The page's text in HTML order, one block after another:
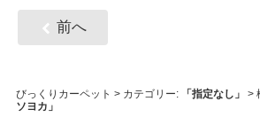
前へ
びっくりカーペット > カテゴリー: 「指定なし」 >
ソヨカ」